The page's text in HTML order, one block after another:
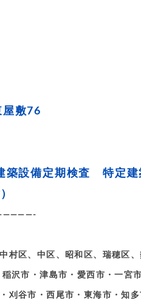
敷76
設備定期検査 特定
）
村区、中区、昭和区、瑞穂区
沢市・津島市・愛西市・一宮
刈谷市・西尾市・東海市・知